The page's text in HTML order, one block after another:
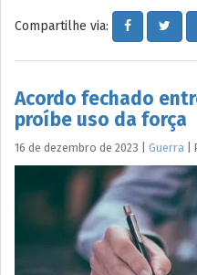
Compartilhe via:
Acordo fechado
proíbe uso da força
16 de dezembro de 2023 Guerra